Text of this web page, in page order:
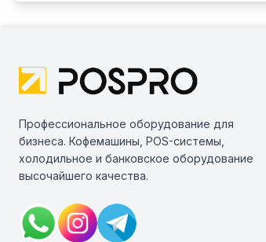
Профессиональное оборудование для
бизнеса. Кофемашины, POS-системы,
холодильное и банковское оборудование
высочайшего качества.